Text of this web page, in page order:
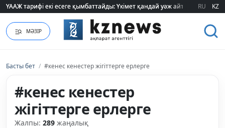
"320 мың теңге таппасаң... кедейсің": әлеуметтің табысы туралы түсінігі
RU KZ
МӘЗІР
Басты бет / #кенес кенестер жігіттерге ерлерге
#кенес кенестер
жігіттерге ерлерге
Жалпы: 289 жаңалық